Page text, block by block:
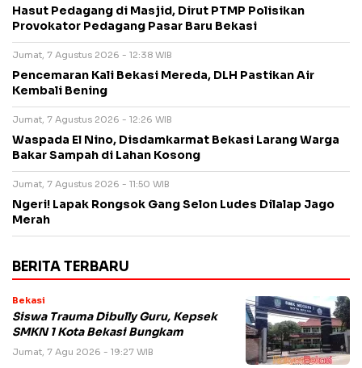
Hasut Pedagang di Masjid, Dirut PTMP Polisikan
Provokator Pedagang Pasar Baru Bekasi
Jumat, 7 Agustus 2026 - 12:38 WIB
Pencemaran Kali Bekasi Mereda, DLH Pastikan Air
Kembali Bening
Jumat, 7 Agustus 2026 - 12:26 WIB
Waspada El Nino, Disdamkarmat Bekasi Larang Warga
Bakar Sampah di Lahan Kosong
Jumat, 7 Agustus 2026 - 11:50 WIB
Ngeri! Lapak Rongsok Gang Selon Ludes Dilalap Jago
Merah
BERITA TERBARU
Bekasi
Siswa Trauma Dibully Guru, Kepsek
SMKN 1 Kota Bekasi Bungkam
Jumat, 7 Agu 2026 - 19:27 WIB